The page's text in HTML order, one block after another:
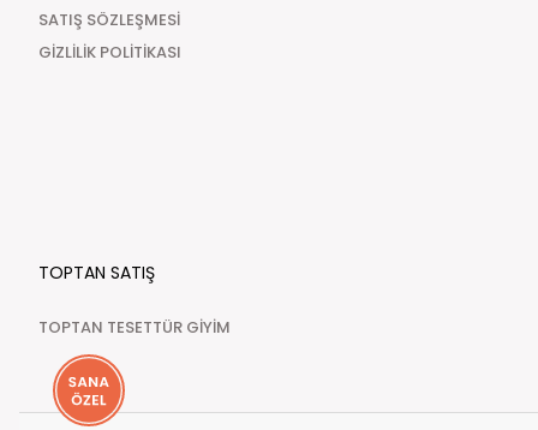
SATIŞ SÖZLEŞMESİ
GİZLİLİK POLİTİKASI
TOPTAN SATIŞ
TOPTAN TESETTÜR GİYİM